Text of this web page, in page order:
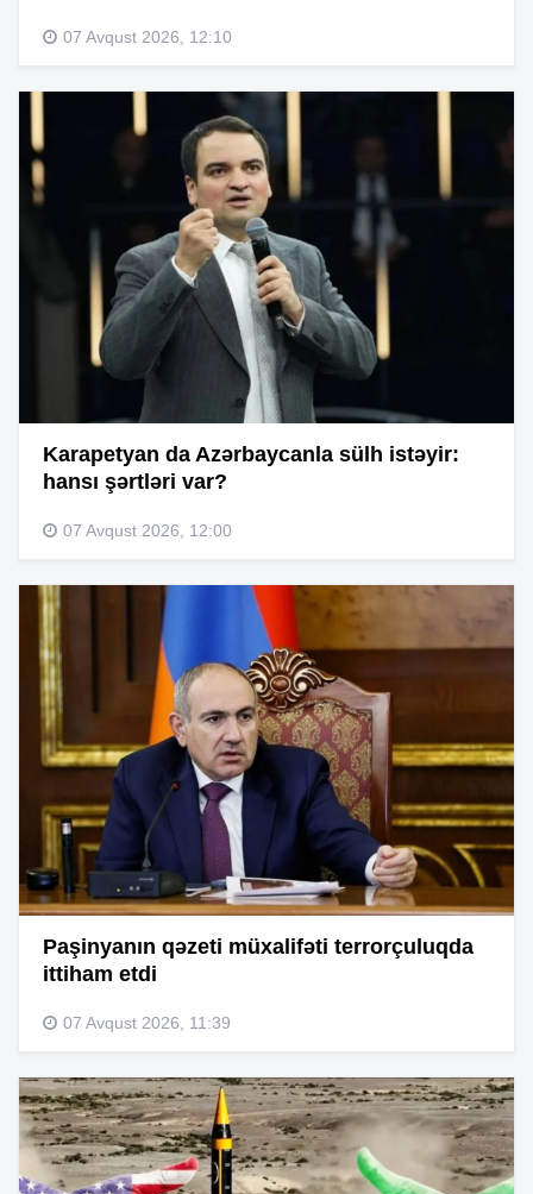
07 Avqust 2026, 12:10
Karapetyan da Azərbaycanla sülh istəyir:
hansı şərtləri var?
07 Avqust 2026, 12:00
Paşinyanın qəzeti müxalifəti terrorçuluqda
ittiham etdi
07 Avqust 2026, 11:39